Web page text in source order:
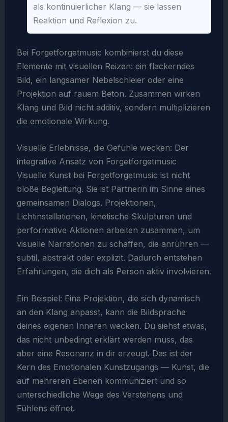
als kontinuierlicher Klang — sie lassen
Reaktion und Reflexion zu.
Bei Forgetforgetmusic kombinierst du diese
Elemente mit visuellen Reizen: ein flackerndes
Bild, ein langsamer Nebelschleier oder eine
Projektion auf rauem Beton. Zusammen wirken
Klang und Bild nicht additiv, sondern multiplizieren
die emotionale Wirkung.
Visuelle Erlebnisse, die Gefühle wecken: Der
integrative Ansatz von Forgetforgetmusic
Visuelle Kunst bei Forgetforgetmusic ist nicht
bloße Begleitung. Sie ist Partnerin im Sinne eines
gemeinsamen Dialogs. Projektionen,
Lichtinstallationen, kinetische Skulpturen und
performative Aktionen arbeiten zusammen, um
visuelle Narrationen zu schaffen, die anrühren —
subtil, abstrakt oder explizit. Dadurch entstehen
Erfahrungen, die dich als Person aktiv involvieren.
Ein Beispiel: Eine Projektion, die sich dynamisch
an den Klang anpasst, kann die Bildsprache
deines eigenen Inneren wecken. Du siehst etwas,
das nicht unbedingt erklärt werden muss, das
aber eine Resonanz in dir erzeugt. Das ist der
Kern des Emotionalen Kunstzugangs — Kunst, die
auf mehreren Ebenen kommuniziert und so
unterschiedliche Wege des Verstehens und
Fühlens öffnet.